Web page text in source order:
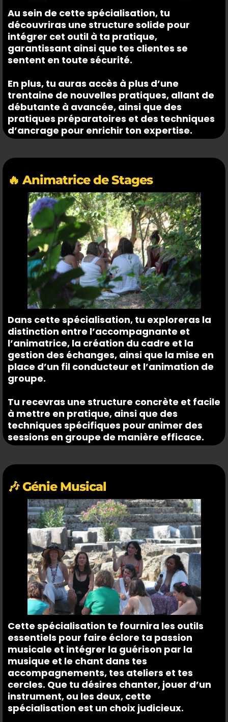
Au sein de cette spécialisation, tu
découvriras une structure solide pour
intégrer cet outil à ta pratique,
garantissant ainsi que tes clientes se
sentent en toute sécurité.
En plus, tu auras accès à plus d’une
trentaine de nouvelles pratiques, allant de
débutante à avancée, ainsi que des
pratiques préparatoires et des techniques
d’ancrage pour enrichir ton expertise.
🔥 Animatrice de Stages
Dans cette spécialisation, tu exploreras la
distinction entre l’accompagnante et
l’animatrice, la création du cadre et la
gestion des échanges, ainsi que la mise en
place d’un fil conducteur et l’animation de
groupe.
Tu recevras une structure concrète et facile
à mettre en pratique, ainsi que des
techniques spécifiques pour animer des
sessions en groupe de manière efficace.
🎶 Génie Musical
Cette spécialisation te fournira les outils
essentiels pour faire éclore ta passion
musicale et intégrer la guérison par la
musique et le chant dans tes
accompagnements, tes ateliers et tes
cercles. Que tu désires chanter, jouer d’un
instrument, ou les deux, cette
spécialisation est un choix judicieux.